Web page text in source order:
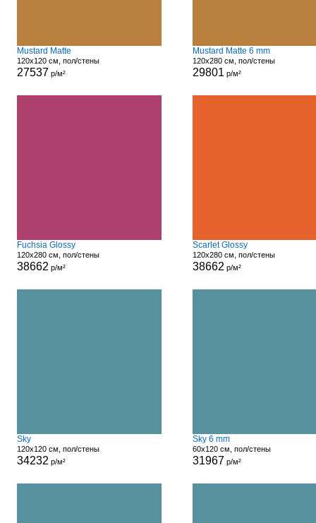
Mustard Matte
120x120 см, пол/стены
27537 р/м²
Mustard Matte 6 mm
120x280 см, пол/стены
29801 р/м²
Fuchsia Glossy
120x280 см, пол/стены
38662 р/м²
Scarlet Glossy
120x280 см, пол/стены
38662 р/м²
Sky
120x120 см, пол/стены
34232 р/м²
Sky 6 mm
60x120 см, пол/стены
31967 р/м²